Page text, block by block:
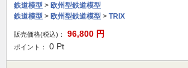
鉄道模型 > 欧州型鉄道模型
鉄道模型 > 欧州型鉄道模型 > TRIX
販売価格(税込)： 96,800 円
ポイント： 0 Pt